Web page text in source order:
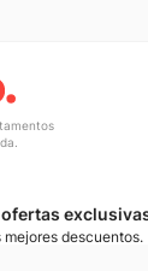
descuentos.